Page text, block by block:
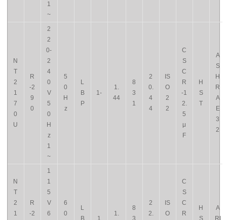
1
~
N
T
2
1
7
0
U
R
-2
9
0
2
2
0-
2
4
0
V
5
0
H
z
1
~
5
0
H
z
L
B
P
1-
1.
44
8
3
1
2
0.
4
4
IS
O
2
2
C
S
C
R
-1
2.
5
μ
F
H
S
T
A
S
H
R
A
E
3
2
N
T
2
1
R
-2
1
1
5
V
6
6
0
L
B
1
1.
8
3
2
2.
IS
O
C
S
C
R
H
S
A
RI